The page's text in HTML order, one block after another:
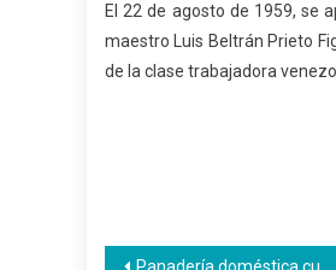
El 22 de agosto de 1959, se
maestro Luis Beltrán Prieto
de la clase trabajadora